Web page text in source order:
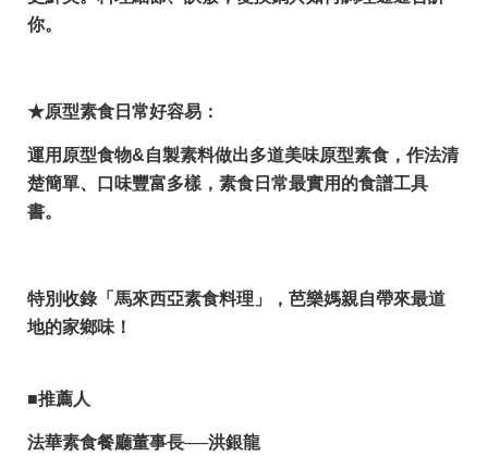
你。
★原型素食日常好容易：
運用原型食物&自製素料做出多道美味原型素食，作法清
楚簡單、口味豐富多樣，素食日常最實用的食譜工具
書。
特別收錄「馬來西亞素食料理」，芭樂媽親自帶來最道
地的家鄉味！
■推薦人
法華素食餐廳董事長──洪銀龍